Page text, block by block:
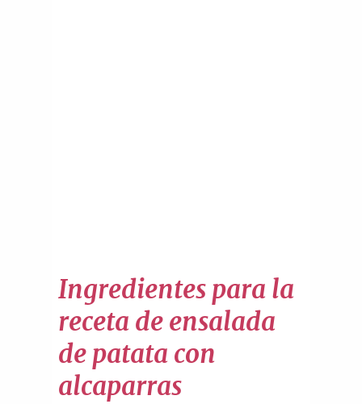
Ingredientes para la
receta de ensalada
de patata con
alcaparras